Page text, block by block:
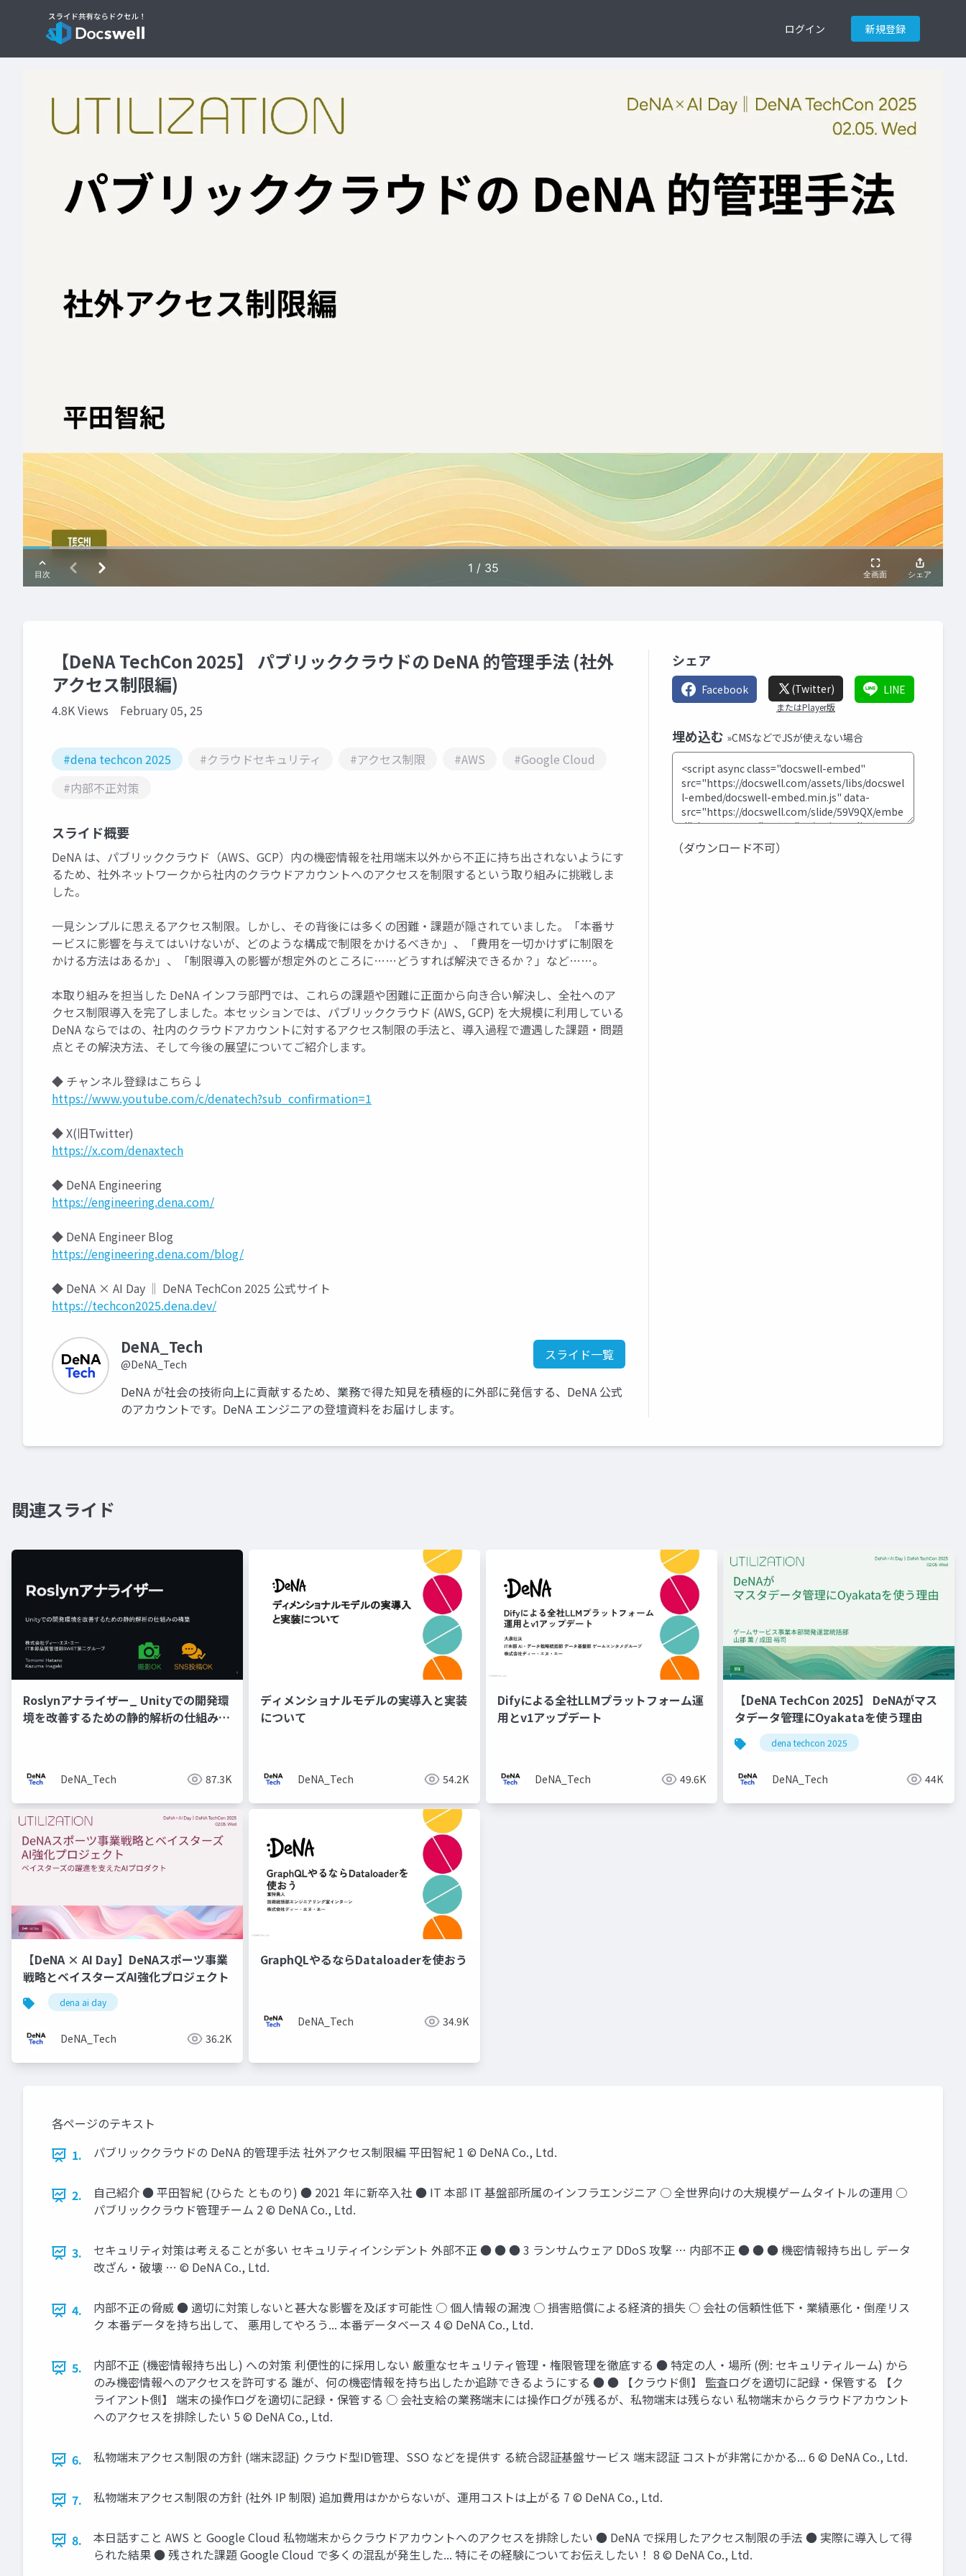
ログイン 新規登録
【DeNA TechCon 2025】 パブリッククラウドの DeNA 的管理手法 (社外
アクセス制限編)
4.8K Views February 05, 25
#dena techcon 2025 #クラウドセキュリティ #アクセス制限 #AWS
#Google Cloud
#内部不正対策
スライド概要
DeNA は、パブリッククラウド（AWS、GCP）内の機密情報を社用端末以外から不正に持ち出されないようにす
るため、社外ネットワークから社内のクラウドアカウントへのアクセスを制限するという取り組みに挑戦しま
した。
一見シンプルに思えるアクセス制限。しかし、その背後には多くの困難・課題が隠されていました。「本番サ
ービスに影響を与えてはいけないが、どのような構成で制限をかけるべきか」、「費用を一切かけずに制限を
かける方法はあるか」、「制限導入の影響が想定外のところに……どうすれば解決できるか？」など……。
本取り組みを担当した DeNA インフラ部門では、これらの課題や困難に正面から向き合い解決し、全社へのア
クセス制限導入を完了しました。本セッションでは、パブリッククラウド (AWS, GCP) を大規模に利用している
DeNA ならではの、社内のクラウドアカウントに対するアクセス制限の手法と、導入過程で遭遇した課題・問題
点とその解決方法、そして今後の展望についてご紹介します。
◆ チャンネル登録はこちら↓
https://www.youtube.com/c/denatech?sub_confirmation=1
◆ X(旧Twitter)
https://x.com/denaxtech
◆ DeNA Engineering
https://engineering.dena.com/
◆ DeNA Engineer Blog
https://engineering.dena.com/blog/
◆ DeNA × AI Day ‖ DeNA TechCon 2025 公式サイト
https://techcon2025.dena.dev/
DeNA_Tech
@DeNA_Tech
スライド一覧
DeNA が社会の技術向上に貢献するため、業務で得た知見を積極的に外部に発信する、DeNA 公式
のアカウントです。DeNA エンジニアの登壇資料をお届けします。
シェア
Facebook (Twitter)
またはPlayer版
LINE
埋め込む »CMSなどでJSが使えない場合
（ダウンロード不可）
関連スライド
Roslynアナライザー_ Unityでの開発環
境を改善するための静的解析の仕組みの
DeNA_Tech 87.3K
ディメンショナルモデルの実導入と実装
について
DeNA_Tech 54.2K
Difyによる全社LLMプラットフォーム運
用とv1アップデート
DeNA_Tech 49.6K
【DeNA TechCon 2025】 DeNAがマス
タデータ管理にOyakataを使う理由
dena techcon 2025
DeNA_Tech 44K
【DeNA × AI Day】DeNAスポーツ事業
戦略とベイスターズAI強化プロジェクト
dena ai day
DeNA_Tech 36.2K
GraphQLやるならDataloaderを使おう
DeNA_Tech 34.9K
各ページのテキスト
1.
パブリッククラウドの DeNA 的管理⼿法 社外アクセス制限編 平⽥智紀 1 © DeNA Co., Ltd.
2.
⾃⼰紹介 ● 平⽥智紀 (ひらた とものり) ● 2021 年に新卒⼊社 ● IT 本部 IT 基盤部所属のインフラエンジニア ○ 全世界向けの⼤規模ゲームタイトルの運⽤ ○
パブリッククラウド管理チーム 2 © DeNA Co., Ltd.
3.
セキュリティ対策は考えることが多い セキュリティインシデント 外部不正 ● ● ● 3 ランサムウェア DDoS 攻撃 … 内部不正 ● ● ● 機密情報持ち出し データ
改ざん‧破壊 … © DeNA Co., Ltd.
4.
内部不正の脅威 ● 適切に対策しないと甚⼤な影響を及ぼす可能性 ○ 個⼈情報の漏洩 ○ 損害賠償による経済的損失 ○ 会社の信頼性低下‧業績悪化‧倒産リス
ク 本番データを持ち出して、 悪⽤してやろう... 本番データベース 4 © DeNA Co., Ltd.
5.
内部不正 (機密情報持ち出し) への対策 利便性的に採⽤しない 厳重なセキュリティ管理‧権限管理を徹底する ● 特定の⼈‧場所 (例: セキュリティルーム) から
のみ機密情報へのアクセスを許可する 誰が、何の機密情報を持ち出したか追跡できるようにする ● ● 【クラウド側】 監査ログを適切に記録‧保管する 【ク
ライアント側】 端末の操作ログを適切に記録‧保管する ○ 会社⽀給の業務端末には操作ログが残るが、私物端末は残らない 私物端末からクラウドアカウント
へのアクセスを排除したい 5 © DeNA Co., Ltd.
6. 私物端末アクセス制限の⽅針 (端末認証) クラウド型ID管理、SSO などを提供す る統合認証基盤サービス 端末認証 コストが⾮常にかかる... 6 © DeNA Co., Ltd.
7. 私物端末アクセス制限の⽅針 (社外 IP 制限) 追加費⽤はかからないが、運⽤コストは上がる 7 © DeNA Co., Ltd.
8.
本⽇話すこと AWS と Google Cloud 私物端末からクラウドアカウントへのアクセスを排除したい ● DeNA で採⽤したアクセス制限の⼿法 ● 実際に導⼊して得
られた結果 ● 残された課題 Google Cloud で多くの混乱が発⽣した... 特にその経験についてお伝えしたい！ 8 © DeNA Co., Ltd.